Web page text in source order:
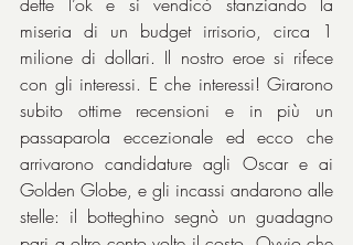
miseria di un budget irrisorio, circa 1
milione di dollari. Il nostro eroe si rifece
con gli interessi. E che interessi! Girarono
subito ottime recensioni e in più un
passaparola eccezionale ed ecco che
arrivarono candidature agli Oscar e ai
Golden Globe, e gli incassi andarono alle
stelle: il botteghino segnò un guadagno